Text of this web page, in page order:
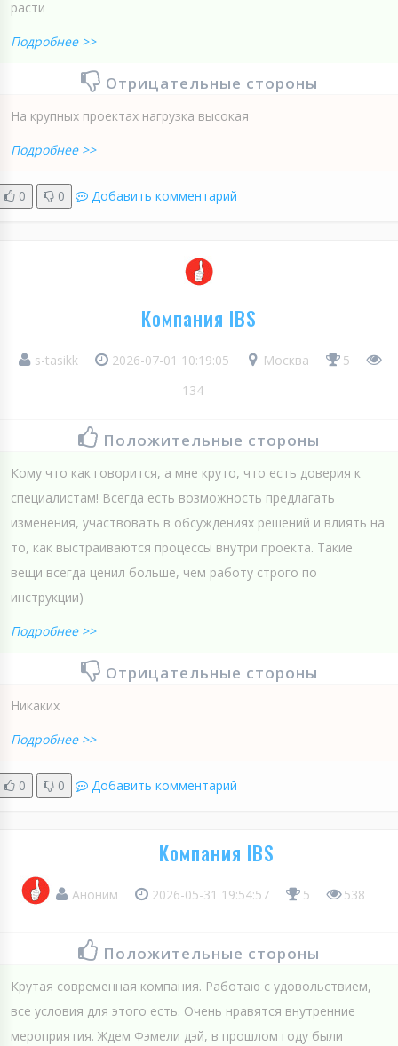
расти
Подробнее >>
Отрицательные стороны
На крупных проектах нагрузка высокая
Подробнее >>
0 0 Добавить комментарий
Компания IBS
s-tasikk 2026-07-01 10:19:05 Москва
5
134
Положительные стороны
Кому что как говорится, а мне круто, что есть доверия к
специалистам! Всегда есть возможность предлагать
изменения, участвовать в обсуждениях решений и влиять на
то, как выстраиваются процессы внутри проекта. Такие
вещи всегда ценил больше, чем работу строго по
инструкции)
Подробнее >>
Отрицательные стороны
Никаких
Подробнее >>
0 0 Добавить комментарий
Компания IBS
Аноним 2026-05-31 19:54:57 5 538
Положительные стороны
Крутая современная компания. Работаю с удовольствием,
все условия для этого есть. Очень нравятся внутренние
мероприятия. Ждем Фэмели дэй, в прошлом году были